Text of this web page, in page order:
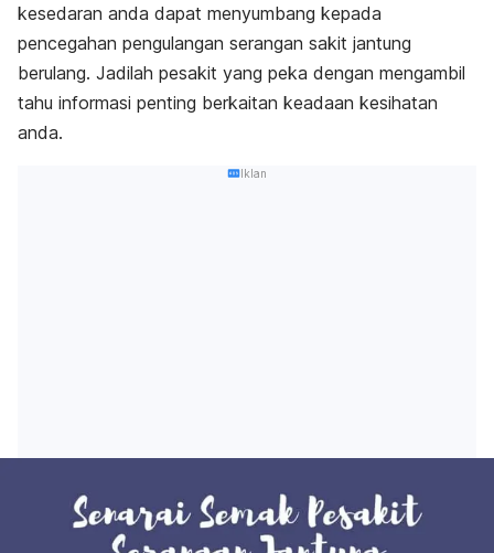
kesedaran anda dapat menyumbang kepada
pencegahan pengulangan serangan sakit jantung
berulang. Jadilah pesakit yang peka dengan mengambil
tahu informasi penting berkaitan keadaan kesihatan
anda.
Iklan